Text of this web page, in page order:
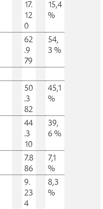
17.
12
0
15,4
%
62
.9
79
54,
3 %
50
.3
82
45,1
%
44
.3
10
39,
6 %
7.8
86
7,1
%
9.
23
4
8,3
%